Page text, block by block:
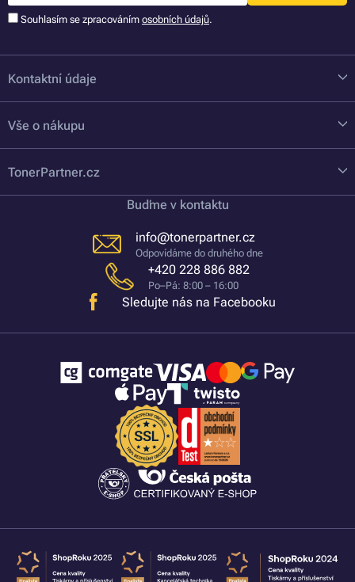
Souhlasím se zpracováním osobních údajů.
Kontaktní údaje
Vše o nákupu
TonerPartner.cz
Buďme v kontaktu
info@tonerpartner.cz
Odpovídáme do druhého dne
+420 228 886 882
Po–Pá: 8:00 – 16:00
Sledujte nás na Facebooku